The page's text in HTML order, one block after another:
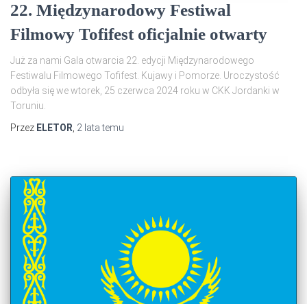
22. Międzynarodowy Festiwal
Filmowy Tofifest oficjalnie otwarty
Już za nami Gala otwarcia 22. edycji Międzynarodowego
Festiwalu Filmowego Tofifest. Kujawy i Pomorze. Uroczystość
odbyła się we wtorek, 25 czerwca 2024 roku w CKK Jordanki w
Toruniu.
Przez ELETOR, 2 latatemu